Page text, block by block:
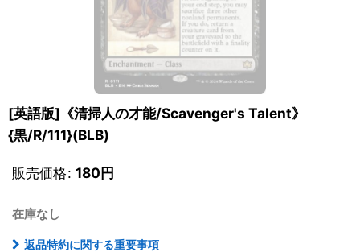
[英語版]《清掃人の才能/Scavenger's Talent》
{黒/R/111}(BLB)
販売価格: 180円
在庫なし
返品特約に関する重要事項